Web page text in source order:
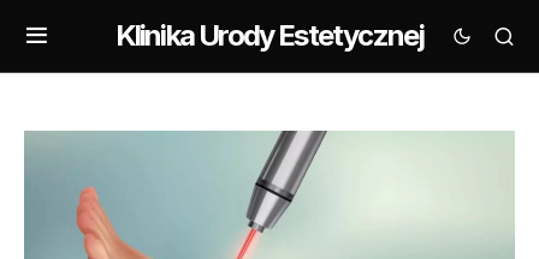
Klinika Urody Estetycznej